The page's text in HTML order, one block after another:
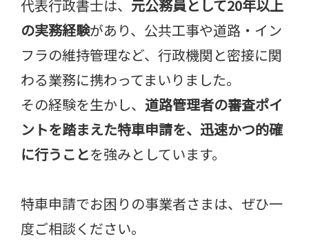
代表行政書士は、 元公務員として20年以上
の実務経験があり、公共工事や道路・イン
フラの維持管理など、行政機関と密接に関
わる業務に携わってまいりました。
その経験を生かし、 道路管理者の審査ポイ
ントを踏まえた特車申請を、迅速かつ的確
に行うことを強みとしています。
特車申請でお困りの事業者さまは、ぜひ一
度ご相談ください。